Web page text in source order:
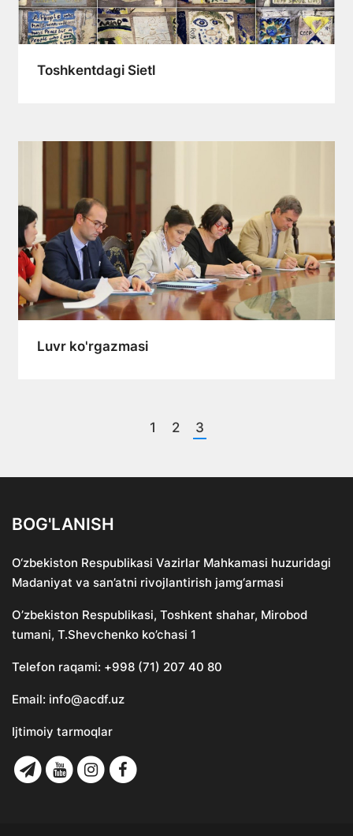
Toshkentdagi Sietl
Luvr ko'rgazmasi
1 2 3
BOG'LANISH
O‘zbekiston Respublikasi Vazirlar Mahkamasi huzuridagi
Madaniyat va san’atni rivojlantirish jamg‘armasi
O’zbekiston Respublikasi, Toshkent shahar, Mirobod
tumani, T.Shevchenko ko’chasi 1
Telefon raqami: +998 (71) 207 40 80
Email: info@acdf.uz
Ijtimoiy tarmoqlar